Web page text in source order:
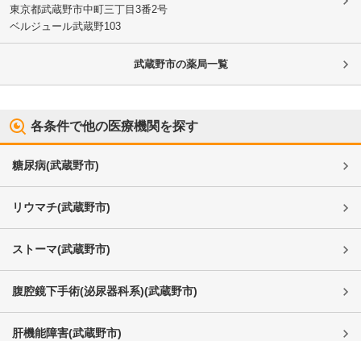
東京都武蔵野市中町三丁目3番2号
ベルジュール武蔵野103
武蔵野市の薬局一覧
各条件で他の医療機関を探す
糖尿病(武蔵野市)
リウマチ(武蔵野市)
ストーマ(武蔵野市)
腹腔鏡下手術(泌尿器科系)(武蔵野市)
肝機能障害(武蔵野市)